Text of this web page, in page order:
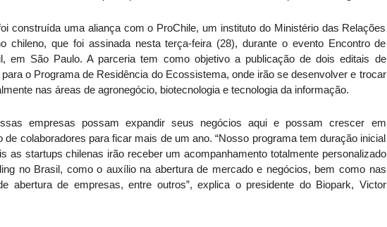
construída uma aliança com o ProChile, um instituto do Ministério das Relações
chileno, que foi assinada nesta terça-feira (28), durante o evento Encontro de
em São Paulo. A parceria tem como objetivo a publicação de dois editais de
o Programa de Residência do Ecossistema, onde irão se desenvolver e trocar
nas áreas de agronegócio, biotecnologia e tecnologia da informação.
empresas possam expandir seus negócios aqui e possam crescer em
de colaboradores para ficar mais de um ano. “Nosso programa tem duração inicial
as startups chilenas irão receber um acompanhamento totalmente personalizado
no Brasil, como o auxílio na abertura de mercado e negócios, bem como nas
abertura de empresas, entre outros”, explica o presidente do Biopark, Victor